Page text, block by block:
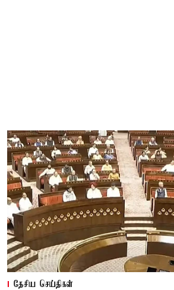
தேசிய செய்திகள்